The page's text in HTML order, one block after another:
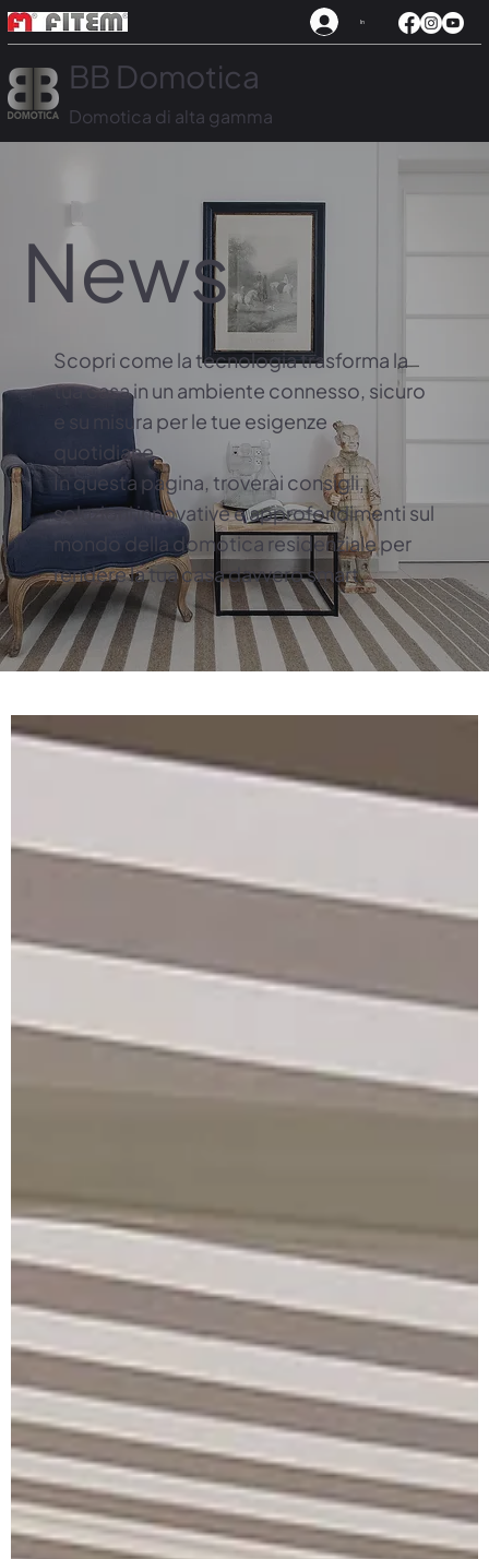
In
BB Domotica
Domotica di alta gamma
News
Scopri come la tecnologia trasforma la
tua casa in un ambiente connesso, sicuro
e su misura per le tue esigenze
quotidiane.
In questa pagina, troverai consigli,
soluzioni innovative e approfondimenti sul
mondo della domotica residenziale per
rendere la tua casa davvero smart.